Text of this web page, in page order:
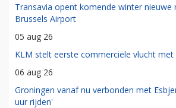
Transavia opent komende winter nieuwe
Brussels Airport
05 aug 26
KLM stelt eerste commerciële vlucht met
06 aug 26
Groningen vanaf nu verbonden met
uur rijden'